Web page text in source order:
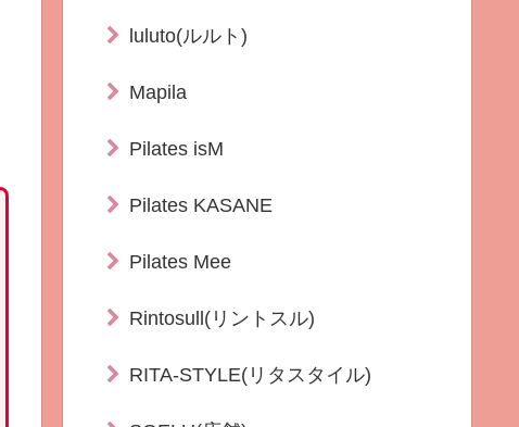
luluto(ルルト)
Mapila
Pilates isM
Pilates KASANE
Pilates Mee
Rintosull(リントスル)
RITA-STYLE(リタスタイル)